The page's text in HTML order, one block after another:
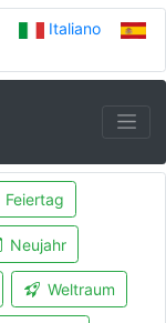
Italiano
Feiertag
Neujahr
Weltraum